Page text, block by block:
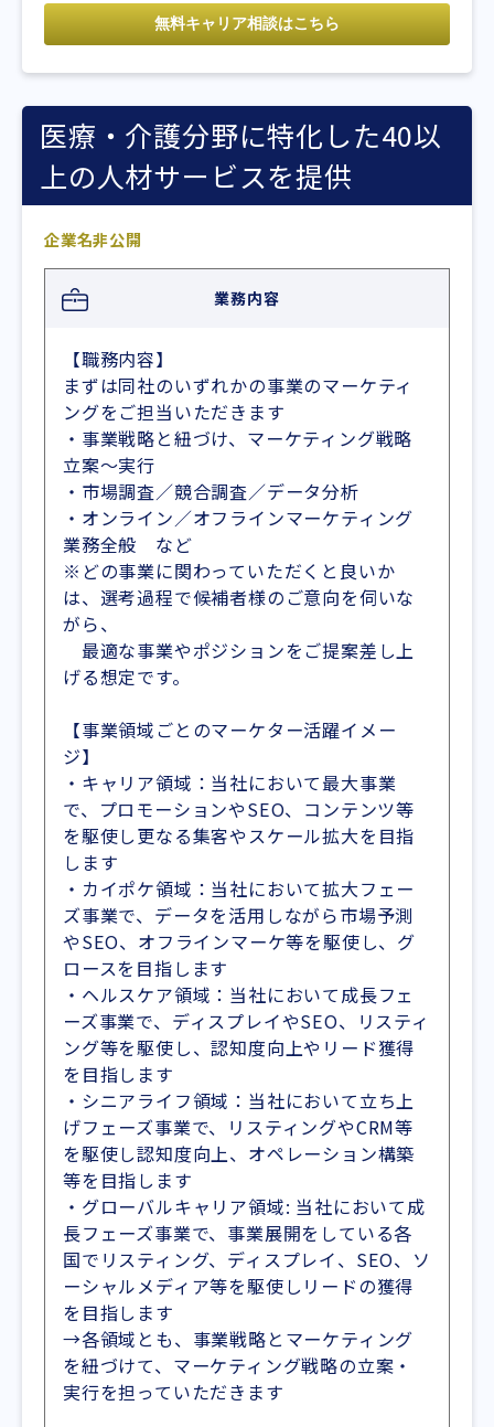
医療・介護分野に特化した40以
上の人材サービスを提供
企業名非公開
業務内容
【職務内容】
まずは同社のいずれかの事業のマーケティ
ングをご担当いただきます
・事業戦略と紐づけ、マーケティング戦略
立案～実行
・市場調査／競合調査／データ分析
・オンライン／オフラインマーケティング
業務全般 など
※どの事業に関わっていただくと良いか
は、選考過程で候補者様のご意向を伺いな
がら、
最適な事業やポジションをご提案差し上
げる想定です。
【事業領域ごとのマーケター活躍イメー
ジ】
・キャリア領域：当社において最大事業
で、プロモーションやSEO、コンテンツ等
を駆使し更なる集客やスケール拡大を目指
します
・カイポケ領域：当社において拡大フェー
ズ事業で、データを活用しながら市場予測
やSEO、オフラインマーケ等を駆使し、グ
ロースを目指します
・ヘルスケア領域：当社において成長フェ
ーズ事業で、ディスプレイやSEO、リスティ
ング等を駆使し、認知度向上やリード獲得
を目指します
・シニアライフ領域：当社において立ち上
げフェーズ事業で、リスティングやCRM等
を駆使し認知度向上、オペレーション構築
等を目指します
・グローバルキャリア領域: 当社において成
長フェーズ事業で、事業展開をしている各
国でリスティング、ディスプレイ、SEO、ソ
ーシャルメディア等を駆使しリードの獲得
を目指します
→各領域とも、事業戦略とマーケティング
を紐づけて、マーケティング戦略の立案・
実行を担っていただきます